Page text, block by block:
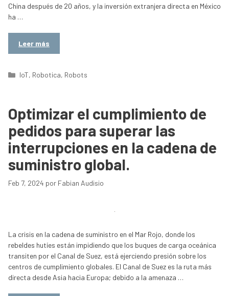
China después de 20 años, y la inversión extranjera directa en México
ha …
Leer más
Categorías
IoT, Robotica, Robots
Optimizar el cumplimiento de
pedidos para superar las
interrupciones en la cadena de
suministro global.
Feb 7, 2024 por Fabian Audisio
La crisis en la cadena de suministro en el Mar Rojo, donde los
rebeldes hutíes están impidiendo que los buques de carga oceánica
transiten por el Canal de Suez, está ejerciendo presión sobre los
centros de cumplimiento globales. El Canal de Suez es la ruta más
directa desde Asia hacia Europa; debido a la amenaza …